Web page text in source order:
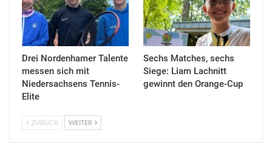
Drei Nordenhamer Talente
messen sich mit
Niedersachsens Tennis-
Elite
Sechs Matches, sechs
Siege: Liam Lachnitt
gewinnt den Orange-Cup
ZURÜCK WEITER